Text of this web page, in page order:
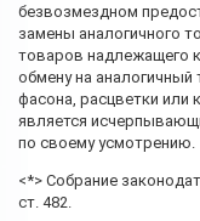
безвозмездном
замены аналогичного
товаров надлежащего
обмену на аналогичный
фасона, расцветки или
является
по своему усмотрению.
<*> Собрание
ст. 482.